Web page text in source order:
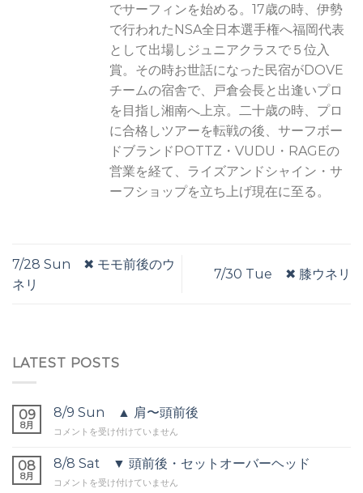
でサーフィンを始める。17歳の時、伊勢
で行われたNSA全日本選手権へ福岡代表
として出場しジュニアクラスで５位入
賞。その時お世話になった民宿がDOVE
チームの宿舎で、戸倉会長と出逢いプロ
を目指し湘南へ上京。二十歳の時、プロ
に合格しツアーを転戦の後、サーフボー
ドブランドPOTTZ・VUDU・RAGEの
営業を経て、ライズアンドシャイン・サ
ーフショップを立ち上げ現在に至る。
7/28 Sun ✖︎ モモ前後のウ
ネリ
7/30 Tue ✖︎ 膝ウネリ
LATEST POSTS
09
8月
8/9 Sun ▲ 肩〜頭前後
8/9
▲
肩〜
頭
コメントを受け付けていません
08
8月
8/8 Sat ▼ 頭前後・セットオーバーヘッド
8/8
コメントを受け付けていません